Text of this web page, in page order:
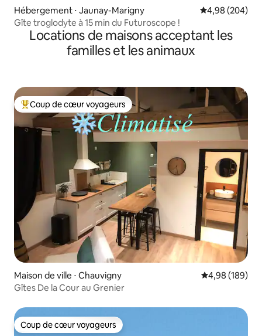
Hébergement ⋅ Jaunay-Marigny Évaluation
4,98 (204)
Gîte troglodyte à 15 min du Futuroscope !
Locations de maisons acceptant les
familles et les animaux
Coups de cœur voyageurs les plus appréciés
Coup de cœur voyageurs
Maison de ville ⋅ Chauvigny Évaluation
4,98 (189)
Gîtes De la Cour au Grenier
Coup de cœur voyageurs
Coup de cœur voyageurs